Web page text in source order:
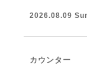
2026.08.09
カウンター